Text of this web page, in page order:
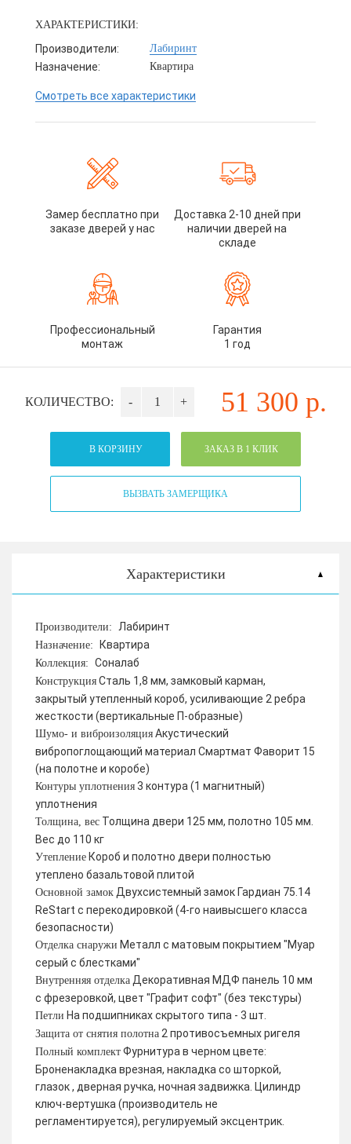
ХАРАКТЕРИСТИКИ:
Производители: Лабиринт
Назначение: Квартира
Смотреть все характеристики
Замер бесплатно при
заказе дверей у нас
Доставка 2-10 дней при
наличии дверей на
складе
Профессиональный
монтаж
Гарантия
1 год
КОЛИЧЕСТВО: - + 51 300 р.
В КОРЗИНУ ЗАКАЗ В 1 КЛИК
ВЫЗВАТЬ ЗАМЕРЩИКА
Характеристики
Производители: Лабиринт
Назначение: Квартира
Коллекция: Соналаб
Конструкция Сталь 1,8 мм, замковый карман,
закрытый утепленный короб, усиливающие 2 ребра
жесткости (вертикальные П-образные)
Шумо- и виброизоляция Акустический
вибропоглощающий материал Смартмат Фаворит 15
(на полотне и коробе)
Контуры уплотнения 3 контура (1 магнитный)
уплотнения
Толщина, вес Толщина двери 125 мм, полотно 105 мм.
Вес до 110 кг
Утепление Короб и полотно двери полностью
утеплено базальтовой плитой
Основной замок Двухсистемный замок Гардиан 75.14
ReStart с перекодировкой (4-го наивысшего класса
безопасности)
Отделка снаружи Металл с матовым покрытием "Муар
серый с блестками"
Внутренняя отделка Декоративная МДФ панель 10 мм
с фрезеровкой, цвет "Графит софт" (без текстуры)
Петли На подшипниках скрытого типа - 3 шт.
Защита от снятия полотна 2 противосъемных ригеля
Полный комплект Фурнитура в черном цвете:
Броненакладка врезная, накладка со шторкой,
глазок , дверная ручка, ночная задвижка. Цилиндр
ключ-вертушка (производитель не
регламентируется), регулируемый эксцентрик.